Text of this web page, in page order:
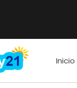
Inicio